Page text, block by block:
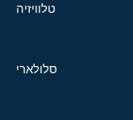
טלוויזיה
סלולארי